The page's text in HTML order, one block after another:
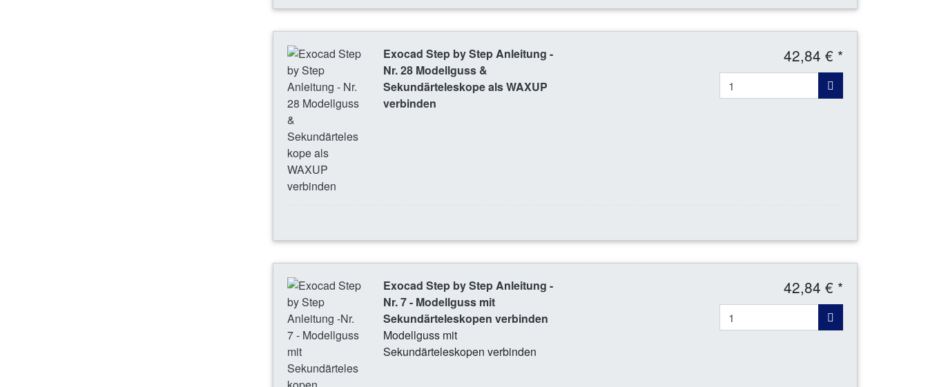
Exocad Step by Step Anleitung -
Nr. 28 Modellguss &
Sekundärteleskope als WAXUP
verbinden
42,84 € *
Exocad Step by Step Anleitung -
Nr. 7 - Modellguss mit
Sekundärteleskopen verbinden
Modellguss mit
Sekundärteleskopen verbinden
42,84 € *